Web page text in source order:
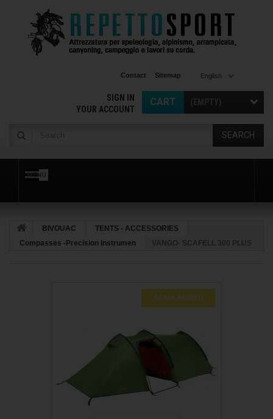
English
Contact Sitemap
CART
SIGN IN
YOUR ACCOUNT
SEARCH
MENU
BIVOUAC
TENTS - ACCESSORIES
Compasses -Precision Instrumen
VANGO- SCAFELL 300 PLUS
SCALA SCONTI